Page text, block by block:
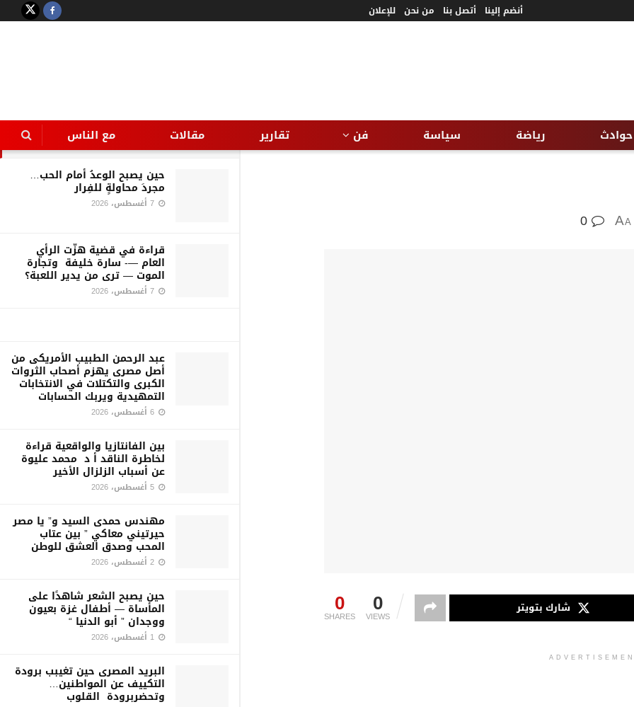
LATEST
بالمنيا
حين يصبح الوعدُ أمام الحب…
مجردَ محاولةٍ للفِرار
قراءة في قضية هزّت الرأي
العام —- سارة خليفة وتجارة
الموت — ترى من يدير اللعبة؟
عبد الرحمن الطبيب الأمريكى من
أصل مصرى يهزم أصحاب الثروات
الكبرى والتكتلات في الانتخابات
التمهيدية ويربك الحسابات
بين الفانتازيا والواقعية قراءة
لخاطرة الناقد أ د محمد عليوة
عن أسباب الزلزال الأخير
مهندس حمدى السيد و” يا مصر
حيرتيني معاكي ” بين عتاب
المحب وصدق العشق للوطن
حين يصبح الشعر شاهدًا على
المأساة — أطفال غزة بعيون
ووجدان ” أبو الدنيا “
البريد المصرى حين تغيبب برودة
التكييف عن المواطنين…
وتحضربرودة القلوب
أنضم إلينا أتصل بنا من نحن للإعلان
حوادث رياضة سياسة فن تقارير مقالات مع الناس
A
A
0
SHARES 0
VIEWS
شارك بتويتر